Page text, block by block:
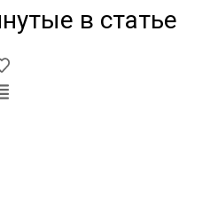
в статье